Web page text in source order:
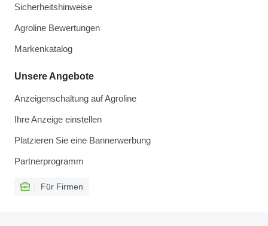
Sicherheitshinweise
Agroline Bewertungen
Markenkatalog
Unsere Angebote
Anzeigenschaltung auf Agroline
Ihre Anzeige einstellen
Platzieren Sie eine Bannerwerbung
Partnerprogramm
Für Firmen